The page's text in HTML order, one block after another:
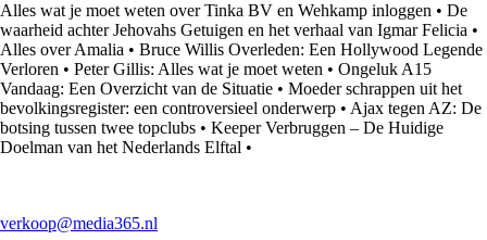
Alles wat je moet weten over Tinka BV en Wehkamp inloggen • De
waarheid achter Jehovahs Getuigen en het verhaal van Igmar Felicia •
Alles over Amalia • Bruce Willis Overleden: Een Hollywood Legende
Verloren • Peter Gillis: Alles wat je moet weten • Ongeluk A15
Vandaag: Een Overzicht van de Situatie • Moeder schrappen uit het
bevolkingsregister: een controversieel onderwerp • Ajax tegen AZ: De
botsing tussen twee topclubs • Keeper Verbruggen – De Huidige
Doelman van het Nederlands Elftal •
verkoop@media365.nl